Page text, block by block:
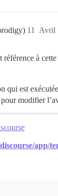
Avril
11
référence à cette
qui est
modifier
app/